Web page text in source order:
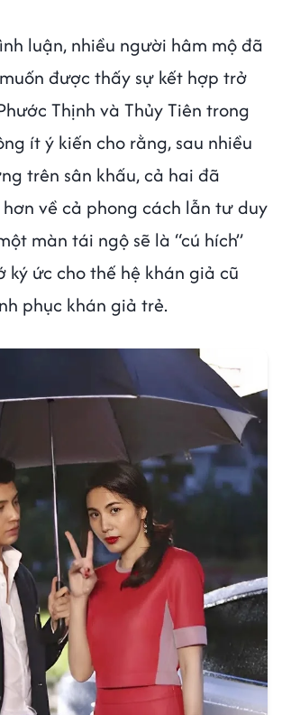
luận, nhiều người hâm mộ đã
được thấy sự kết hợp trở
Thịnh và Thủy Tiên trong
ít ý kiến cho rằng, sau nhiều
trên sân khấu, cả hai đã
về cả phong cách lẫn tư duy
màn tái ngộ sẽ là “cú hích”
ký ức cho thế hệ khán giả cũ
phục khán giả trẻ.